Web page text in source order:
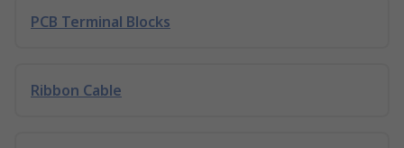
PCB Terminal Blocks
Ribbon Cable